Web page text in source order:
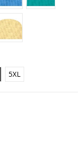
Vegas Gold
5XL